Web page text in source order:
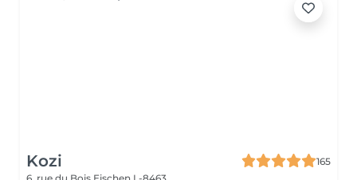
Kozi
165